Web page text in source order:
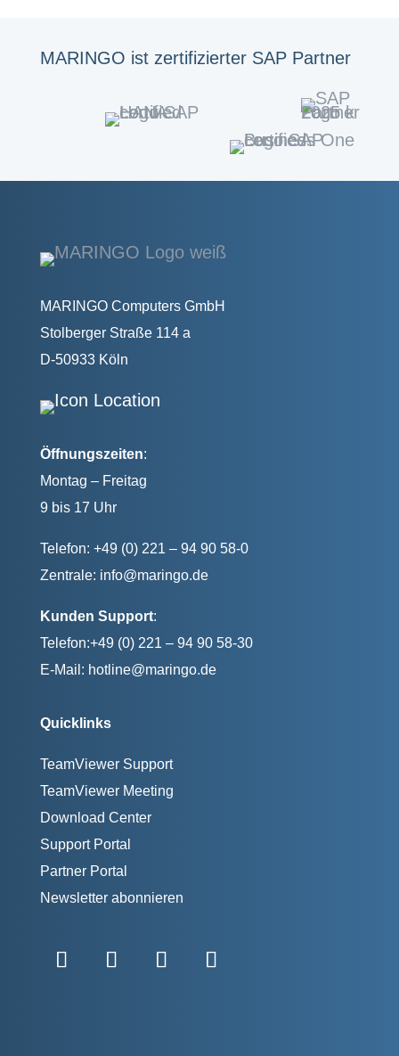
MARINGO ist zertifizierter SAP Partner
MARINGO Computers GmbH
Stolberger Straße 114 a
D-50933 Köln
Öffnungszeiten:
Montag – Freitag
9 bis 17 Uhr
Telefon: +49 (0) 221 – 94 90 58-0
Zentrale: info@maringo.de
Kunden Support:
Telefon:+49 (0) 221 – 94 90 58-30
E-Mail: hotline@maringo.de
Quicklinks
TeamViewer Support
TeamViewer Meeting
Download Center
Support Portal
Partner Portal
Newsletter abonnieren